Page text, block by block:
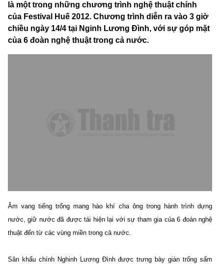
là một trong những chương trình nghệ thuật chính
của Festival Huế 2012. Chương trình diễn ra vào 3 giờ
chiều ngày 14/4 tại Nginh Lương Đình, với sự góp mặt
của 6 đoàn nghệ thuật trong cả nước.
Âm vang tiếng trống mang hào khí cha ông trong hành trình dựng
nước, giữ nước đã được tái hiện lại với sự tham gia của 6 đoàn nghệ
thuật đến từ các vùng miền trong cả nước.
Sân khấu chính Nghinh Lương Đình được trưng bày giàn trống sấm